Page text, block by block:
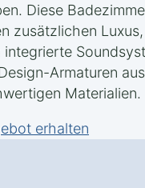
Diese
zusätzlichen
integrierte
Armaturen aus
Materialien.
erhalten